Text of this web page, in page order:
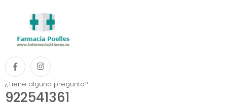
¿Tiene alguna pregunta?
922541361